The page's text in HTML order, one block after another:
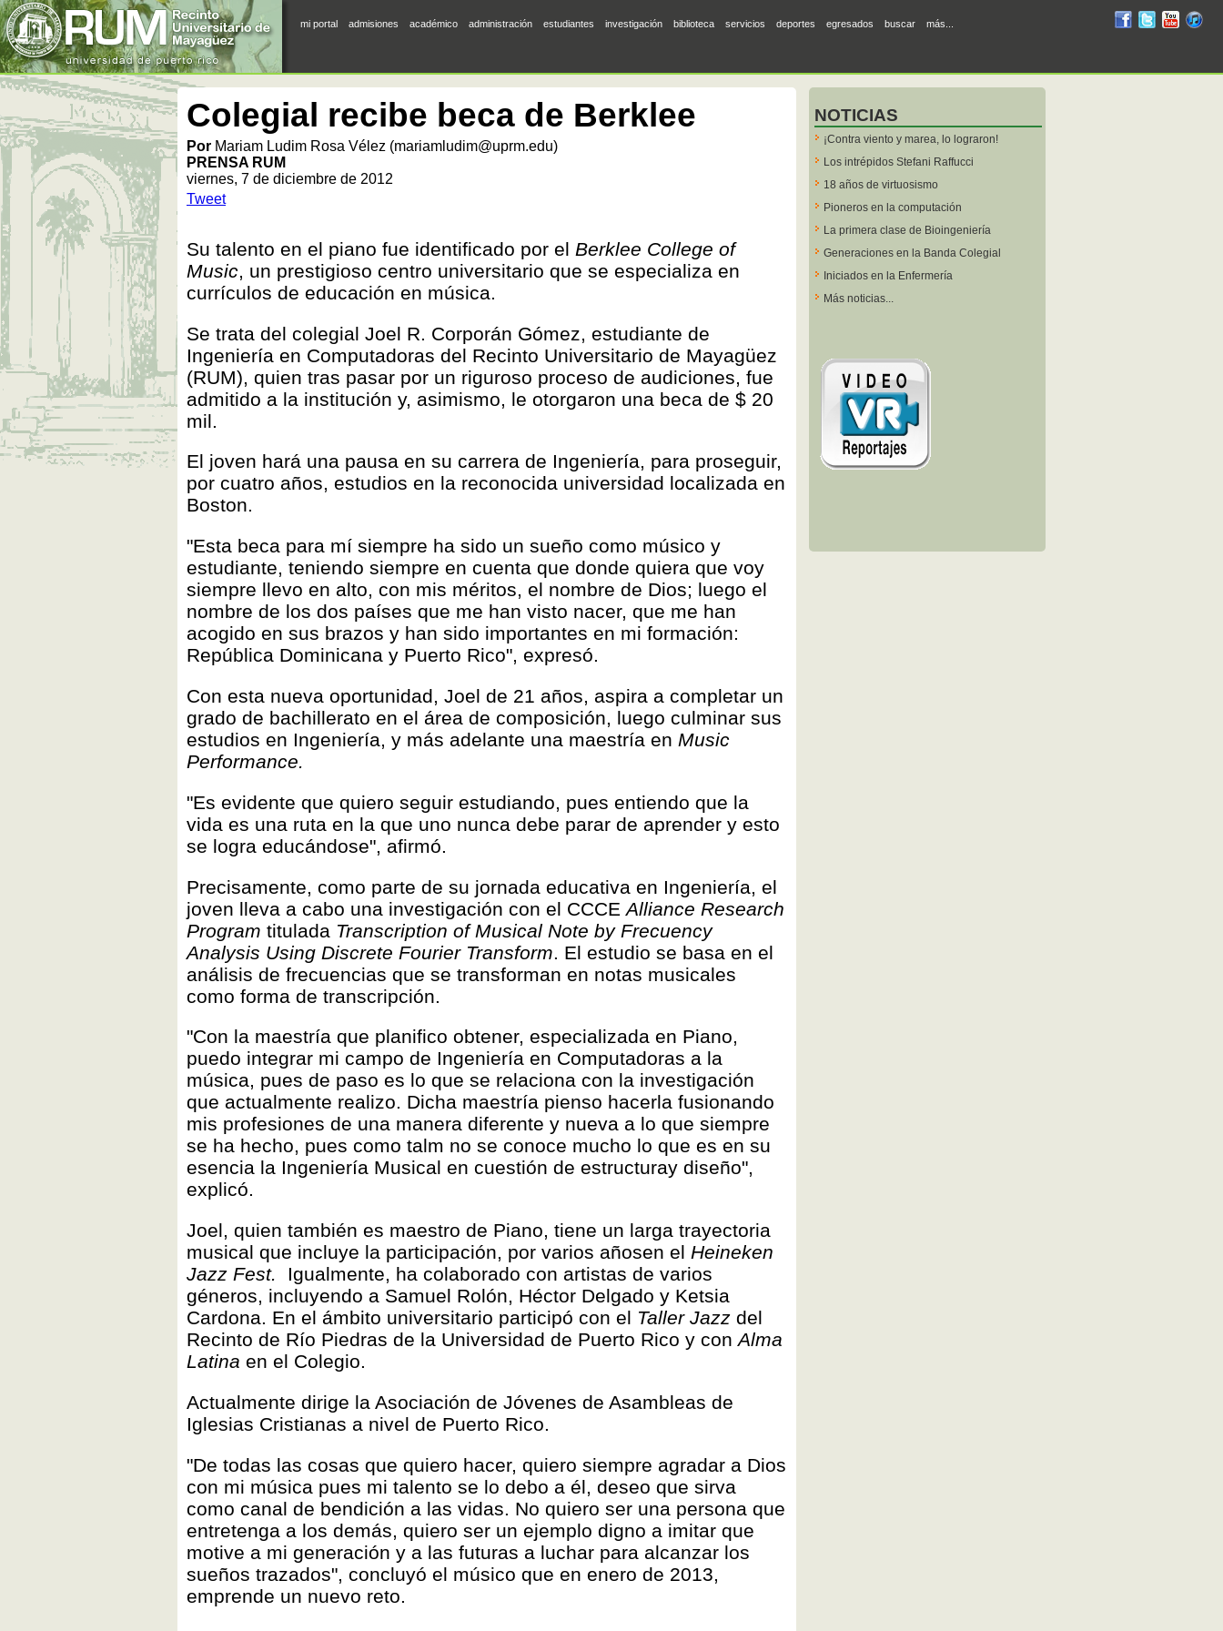
mi portal admisiones académico administración estudiantes investigación biblioteca servicios deportes egresados buscar más...
RUMRUMRUM
Colegial recibe beca de Berklee
Por Mariam Ludim Rosa Vélez (mariamludim@uprm.edu)
PRENSA RUM
viernes, 7 de diciembre de 2012
Tweet
Su talento en el piano fue identificado por el Berklee College of
Music, un prestigioso centro universitario que se especializa en
currículos de educación en música.
Se trata del colegial Joel R. Corporán Gómez, estudiante de
Ingeniería en Computadoras del Recinto Universitario de Mayagüez
(RUM), quien tras pasar por un riguroso proceso de audiciones, fue
admitido a la institución y, asimismo, le otorgaron una beca de $ 20
mil.
El joven hará una pausa en su carrera de Ingeniería, para proseguir,
por cuatro años, estudios en la reconocida universidad localizada en
Boston.
"Esta beca para mí siempre ha sido un sueño como músico y
estudiante, teniendo siempre en cuenta que donde quiera que voy
siempre llevo en alto, con mis méritos, el nombre de Dios; luego el
nombre de los dos países que me han visto nacer, que me han
acogido en sus brazos y han sido importantes en mi formación:
República Dominicana y Puerto Rico", expresó.
Con esta nueva oportunidad, Joel de 21 años, aspira a completar un
grado de bachillerato en el área de composición, luego culminar sus
estudios en Ingeniería, y más adelante una maestría en Music
Performance.
"Es evidente que quiero seguir estudiando, pues entiendo que la
vida es una ruta en la que uno nunca debe parar de aprender y esto
se logra educándose", afirmó.
Precisamente, como parte de su jornada educativa en Ingeniería, el
joven lleva a cabo una investigación con el CCCE Alliance Research
Program titulada Transcription of Musical Note by Frecuency
Analysis Using Discrete Fourier Transform . El estudio se basa en el
análisis de frecuencias que se transforman en notas musicales
como forma de transcripción.
"Con la maestría que planifico obtener, especializada en Piano,
puedo integrar mi campo de Ingeniería en Computadoras a la
música, pues de paso es lo que se relaciona con la investigación
que actualmente realizo. Dicha maestría pienso hacerla fusionando
mis profesiones de una manera diferente y nueva a lo que siempre
se ha hecho, pues como talm no se conoce mucho lo que es en su
esencia la Ingeniería Musical en cuestión de estructuray diseño",
explicó.
Joel, quien también es maestro de Piano, tiene un larga trayectoria
musical que incluye la participación, por varios añosen el Heineken
Jazz Fest. Igualmente, ha colaborado con artistas de varios
géneros, incluyendo a Samuel Rolón, Héctor Delgado y Ketsia
Cardona. En el ámbito universitario participó con el Taller Jazz del
Recinto de Río Piedras de la Universidad de Puerto Rico y conAlma
Latina en el Colegio.
Actualmente dirige la Asociación de Jóvenes de Asambleas de
Iglesias Cristianas a nivel de Puerto Rico.
"De todas las cosas que quiero hacer, quiero siempre agradar a Dios
con mi música pues mi talento se lo debo a él, deseo que sirva
como canal de bendición a las vidas. No quiero ser una persona que
entretenga a los demás, quiero ser un ejemplo digno a imitar que
motive a mi generación y a las futuras a luchar para alcanzar los
sueños trazados", concluyó el músico que en enero de 2013,
emprende un nuevo reto.
NOTICIAS
¡Contra viento y marea, lo lograron!
Los intrépidos Stefani Raffucci
18 años de virtuosismo
Pioneros en la computación
La primera clase de Bioingeniería
Generaciones en la Banda Colegial
Iniciados en la Enfermería
Más noticias...